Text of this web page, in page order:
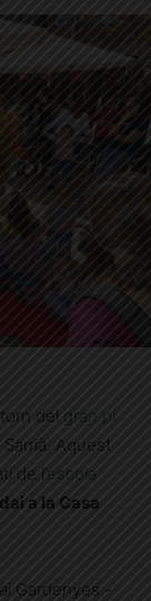
del gran pi
Aquest
de l’escola
a la Casa
Gardenyes -